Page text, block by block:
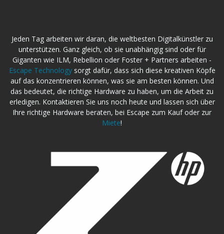
Jeden Tag arbeiten wir daran, die weltbesten Digitalkünstler zu
unterstützen. Ganz gleich, ob sie unabhängig sind oder für
Giganten wie ILM, Rebellion oder Foster + Partners arbeiten -
Escape Technologysorgt dafür, dass sich diese kreativen Köpfe
auf das konzentrieren können, was sie am besten können. Und
das bedeutet, die richtige Hardware zu haben, um die Arbeit zu
erledigen. Kontaktieren Sie uns noch heute und lassen sich über
Ihre richtige Hardware beraten, bei Escape zum Kauf oder zur
Miete!